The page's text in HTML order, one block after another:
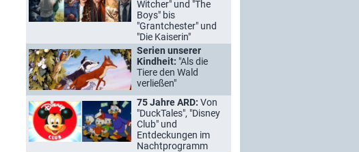
Witcher" und "The
Boys" bis
"Grantchester" und
"Die Kaiserin"
Serien unserer
Kindheit: "Als die
Tiere den Wald
verließen"
75 Jahre ARD: Von
"DuckTales", "Disney
Club" und
Entdeckungen im
Nachtprogramm